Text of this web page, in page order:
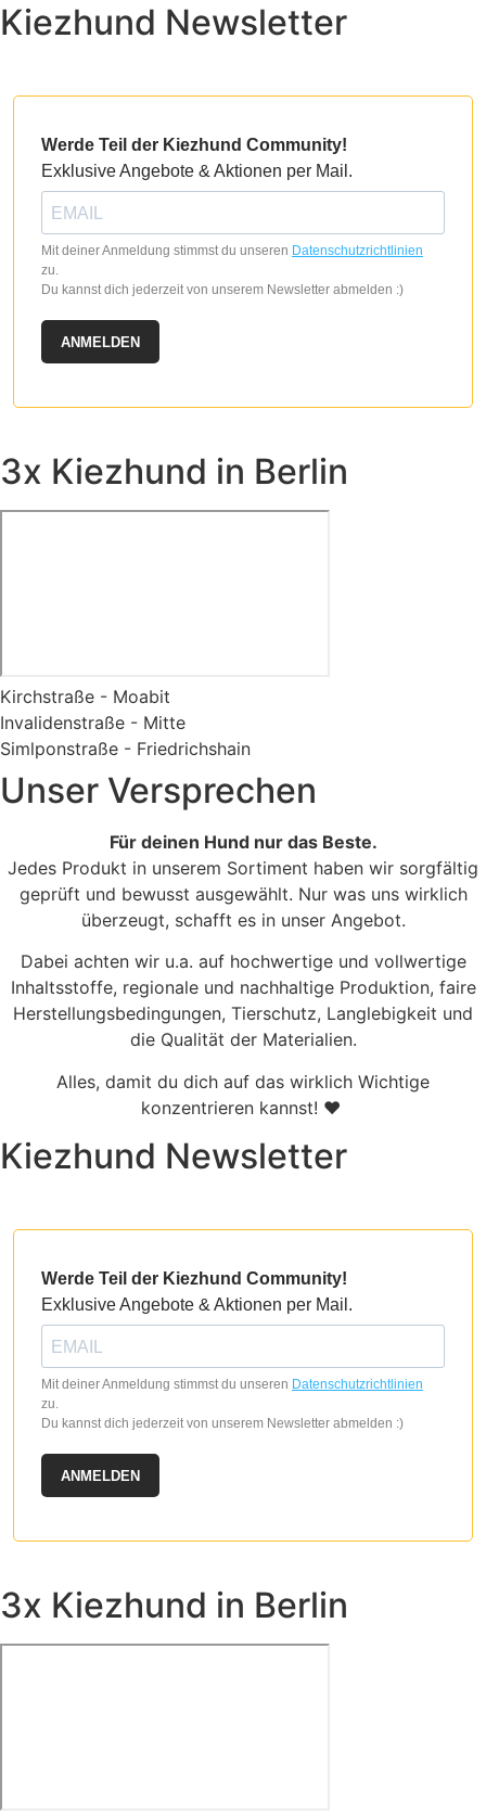
Varianten
auf.
Optionen
Produktseite
gewählt
werden
Kiezhund Newsletter
Werde Teil der Kiezhund Community!
Exklusive Angebote & Aktionen per Mail.
Mit deiner Anmeldung stimmst du unseren Datenschutzrichtlinien
zu.
Du kannst dich jederzeit von unserem Newsletter abmelden :)
ANMELDEN
3x Kiezhund in Berlin
Kirchstraße - Moabit
Invalidenstraße - Mitte
Simlponstraße - Friedrichshain
Unser Versprechen
Für deinen Hund nur das Beste.
Jedes Produkt in unserem Sortiment haben wir sorgfältig
geprüft und bewusst ausgewählt. Nur was uns wirklich
überzeugt, schafft es in unser Angebot.
Dabei achten wir u.a. auf hochwertige und vollwertige
Inhaltsstoffe, regionale und nachhaltige Produktion, faire
Herstellungsbedingungen, Tierschutz, Langlebigkeit und
die Qualität der Materialien.
Alles, damit du dich auf das wirklich Wichtige
konzentrieren kannst! ♥
Kiezhund Newsletter
Werde Teil der Kiezhund Community!
Exklusive Angebote & Aktionen per Mail.
Mit deiner Anmeldung stimmst du unseren Datenschutzrichtlinien
zu.
Du kannst dich jederzeit von unserem Newsletter abmelden :)
ANMELDEN
3x Kiezhund in Berlin